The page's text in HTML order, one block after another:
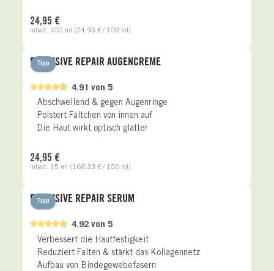
Inhalt: 100 ml (24,95 € / 100 ml)
24,95 €
Tipp
4.91 von 5
EXCLUSIVE REPAIR AUGENCREME
Abschwellend & gegen Augenringe
Polstert Fältchen von innen auf
Die Haut wirkt optisch glatter
Inhalt: 15 ml (166,33 € / 100 ml)
24,95 €
Tipp
4.92 von 5
EXCLUSIVE REPAIR SERUM
Verbessert die Hautfestigkeit
Reduziert Falten & stärkt das Kollagennetz
Aufbau von Bindegewebefasern